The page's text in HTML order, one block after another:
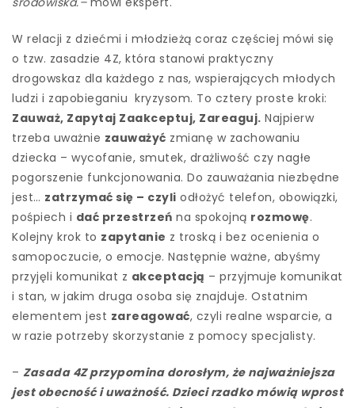
W relacji z dziećmi i młodzieżą coraz częściej mówi się
o tzw. zasadzie 4Z, która stanowi praktyczny
drogowskaz dla każdego z nas, wspierających młodych
ludzi i zapobieganiu kryzysom. To cztery proste kroki:
Zauważ, Zapytaj Zaakceptuj, Zareaguj. Najpierw
trzeba uważnie zauważyć zmianę w zachowaniu
dziecka – wycofanie, smutek, drażliwość czy nagłe
pogorszenie funkcjonowania. Do zauważania niezbędne
jest… zatrzymać się – czyli odłożyć telefon, obowiązki,
pośpiech i dać przestrzeń na spokojną rozmowę.
Kolejny krok to zapytanie z troską i bez ocenienia o
samopoczucie, o emocje. Następnie ważne, abyśmy
przyjęli komunikat z akceptacją – przyjmuje komunikat
i stan, w jakim druga osoba się znajduje. Ostatnim
elementem jest zareagować, czyli realne wsparcie, a
w razie potrzeby skorzystanie z pomocy specjalisty.
– Zasada 4Z przypomina dorosłym, że najważniejsza
jest obecność i uważność. Dzieci rzadko mówią wprost